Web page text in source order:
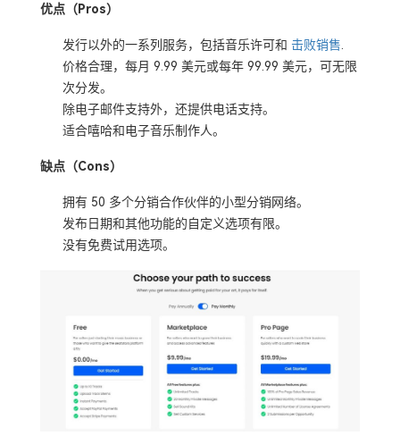
优点（Pros）
发行以外的一系列服务，包括音乐许可和 击败销售
价格合理，每月 9.99 美元或每年 99.99 美元，可无限
次分发。
除电子邮件支持外，还提供电话支持。
适合嘻哈和电子音乐制作人。
缺点（Cons）
拥有 50 多个分销合作伙伴的小型分销网络。
发布日期和其他功能的自定义选项有限。
没有免费试用选项。